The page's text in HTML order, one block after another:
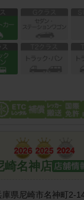
崎名神店
庫県尼崎市名神町2-